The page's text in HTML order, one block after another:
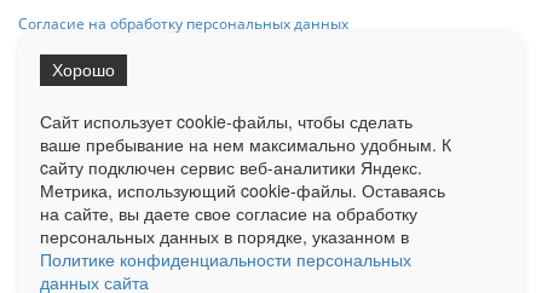
Согласие на обработку персональных данных
на Сетевое издание «ОрелТаймс» обязательна.
Ограниченная статистика посещаемости доступна на сайте
Liveinternet.ru . Подробная статистика для рекламодателей по запросу
у менеджера.
Реклама Документы О нас Контакты
Сайт использует cookie-файлы, чтобы сделать
ваше пребывание на нем максимально удобным. К
cайту подключен сервис веб-аналитики Яндекс.
Метрика, использующий cookie-файлы. Оставаясь
на сайте, вы даете свое согласие на обработку
персональных данных в порядке, указанном в
Политике конфиденциальности персональных
данных сайта
Хорошо